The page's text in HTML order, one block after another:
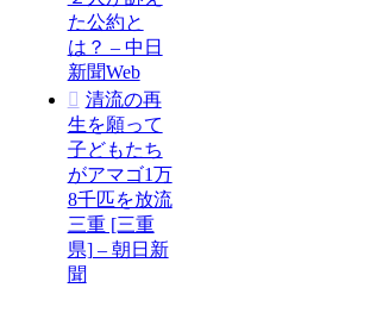
た公約と
は？ – 中日
新聞Web
清流の再
生を願って
子どもたち
がアマゴ1万
8千匹を放流
三重 [三重
県] – 朝日新
聞